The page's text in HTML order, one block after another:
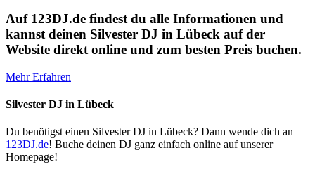
Auf 123DJ.de findest du alle Informationen und
kannst deinen Silvester DJ in Lübeck auf der
Website direkt online und zum besten Preis buchen.
Mehr Erfahren
Silvester DJ in Lübeck
Du benötigst einen Silvester DJ in Lübeck? Dann wende dich an
123DJ.de! Buche deinen DJ ganz einfach online auf unserer
Homepage!